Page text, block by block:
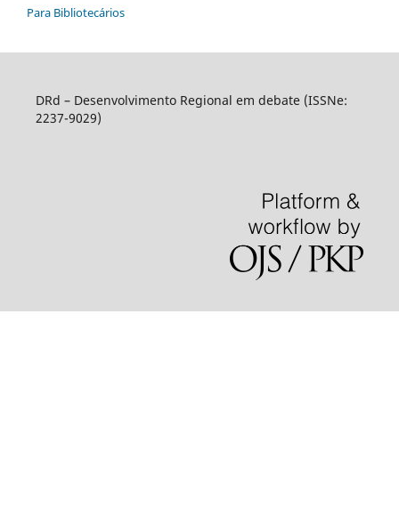
Para Bibliotecários
DRd – Desenvolvimento Regional em debate (ISSNe:
2237-9029)